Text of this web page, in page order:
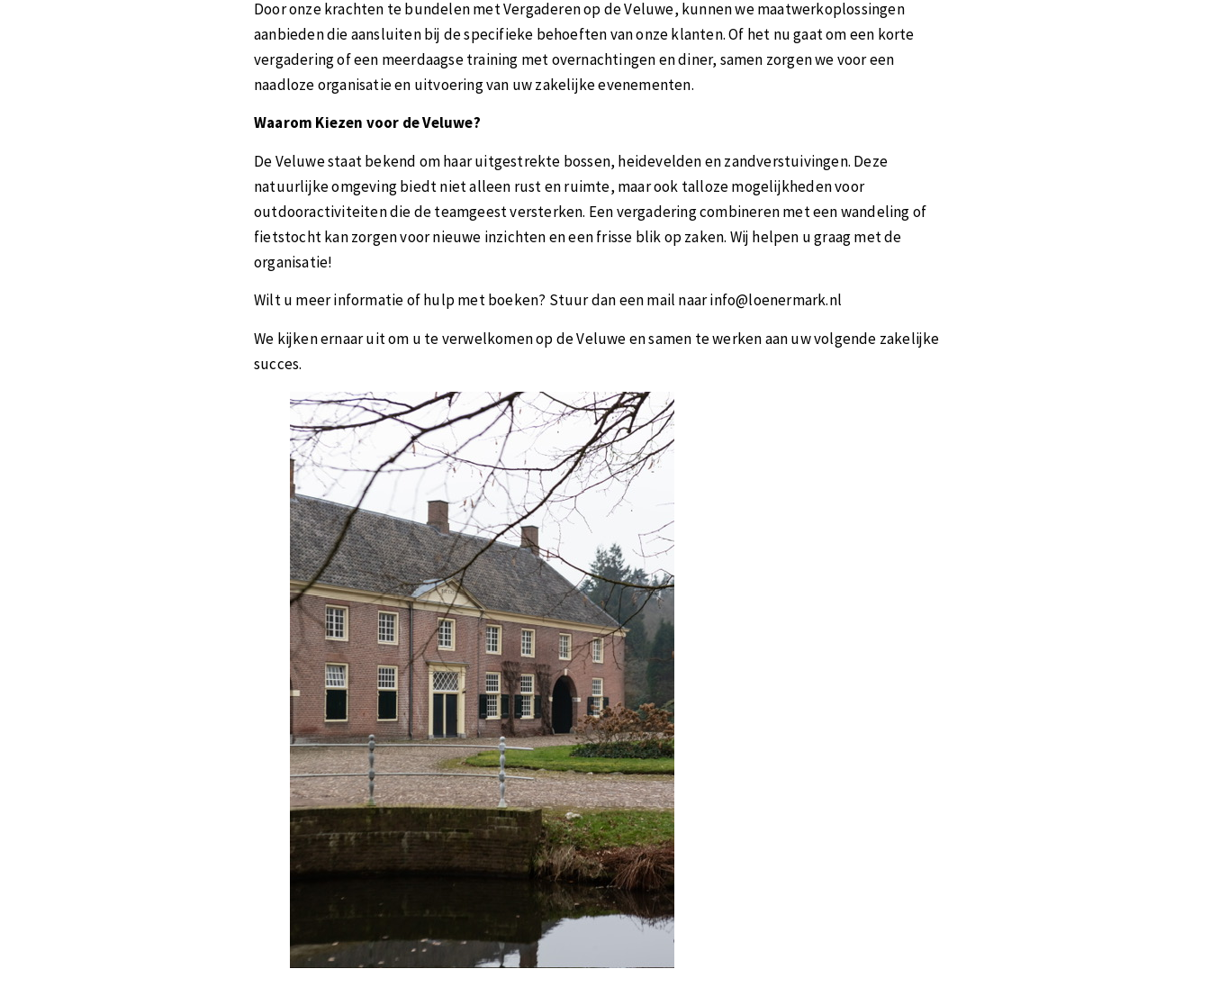
Door onze krachten te bundelen met Vergaderen op de Veluwe, kunnen we maatwerkoplossingen
aanbieden die aansluiten bij de specifieke behoeften van onze klanten. Of het nu gaat om een korte
vergadering of een meerdaagse training met overnachtingen en diner, samen zorgen we voor een
naadloze organisatie en uitvoering van uw zakelijke evenementen.​
Waarom Kiezen voor de Veluwe?
De Veluwe staat bekend om haar uitgestrekte bossen, heidevelden en zandverstuivingen. Deze
natuurlijke omgeving biedt niet alleen rust en ruimte, maar ook talloze mogelijkheden voor
outdooractiviteiten die de teamgeest versterken. Een vergadering combineren met een wandeling of
fietstocht kan zorgen voor nieuwe inzichten en een frisse blik op zaken.​ Wij helpen u graag met de
organisatie!
Wilt u meer informatie of hulp met boeken? Stuur dan een mail naar info@loenermark.nl
We kijken ernaar uit om u te verwelkomen op de Veluwe en samen te werken aan uw volgende zakelijke
succes.